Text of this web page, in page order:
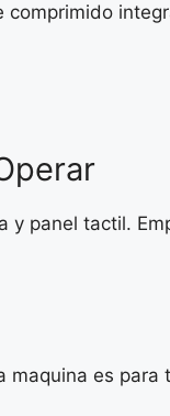
comprimido
y panel tactil.
maquina es para